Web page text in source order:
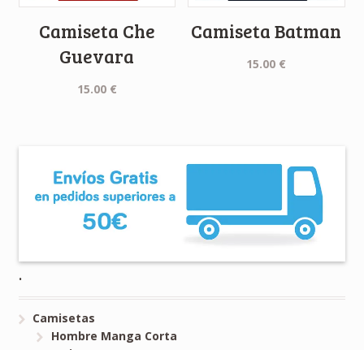
Camiseta Che
Guevara
15.00 €
Camiseta Batman
15.00 €
.
Camisetas
Hombre Manga Corta